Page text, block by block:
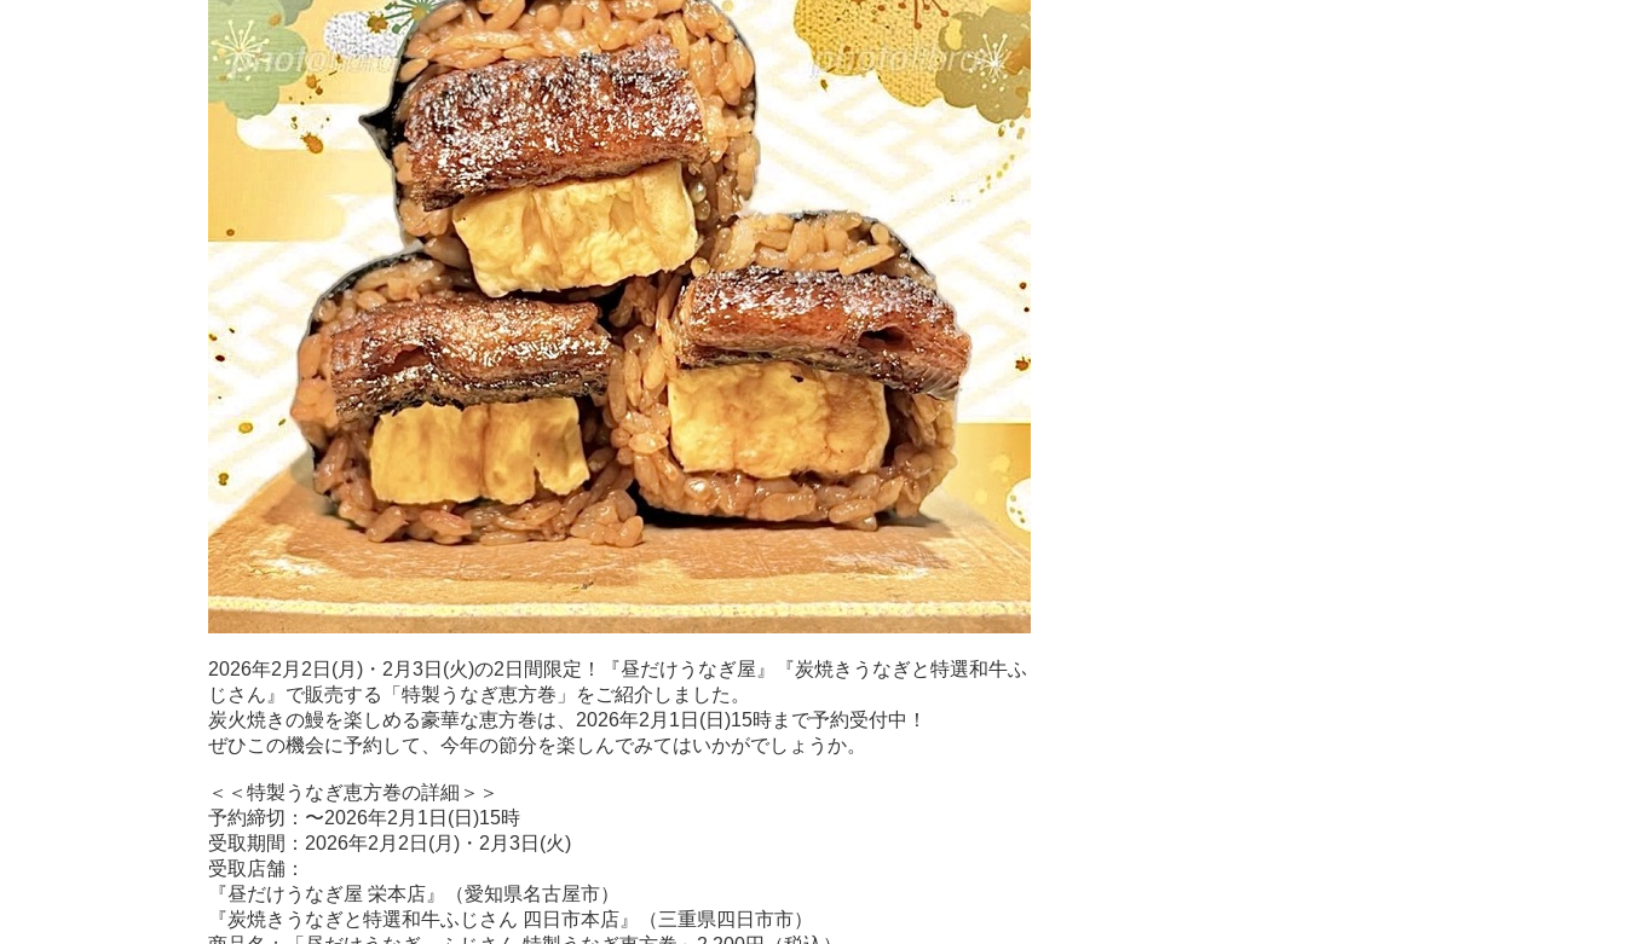
2026年2月2日(月)・2月3日(火)の2日間限定！『昼だけうなぎ屋』『炭焼きうなぎと特選和牛ふ
じさん』で販売する「特製うなぎ恵方巻」をご紹介しました。
炭火焼きの鰻を楽しめる豪華な恵方巻は、2026年2月1日(日)15時まで予約受付中！
ぜひこの機会に予約して、今年の節分を楽しんでみてはいかがでしょうか。
＜＜特製うなぎ恵方巻の詳細＞＞
予約締切：〜2026年2月1日(日)15時
受取期間：2026年2月2日(月)・2月3日(火)
受取店舗：
『昼だけうなぎ屋 栄本店』（愛知県名古屋市）
『炭焼きうなぎと特選和牛ふじさん 四日市本店』（三重県四日市市）